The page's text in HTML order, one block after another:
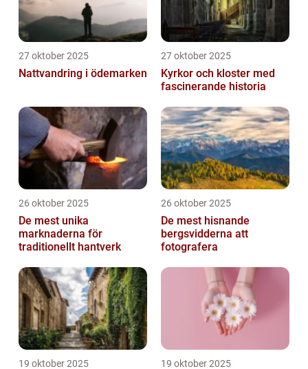
27 oktober 2025
Nattvandring i ödemarken
27 oktober 2025
Kyrkor och kloster med
fascinerande historia
26 oktober 2025
De mest unika
marknaderna för
traditionellt hantverk
26 oktober 2025
De mest hisnande
bergsvidderna att
fotografera
19 oktober 2025 19 oktober 2025